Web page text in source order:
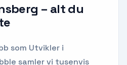
– alt du
som Utvikler i
samler vi tusenvis